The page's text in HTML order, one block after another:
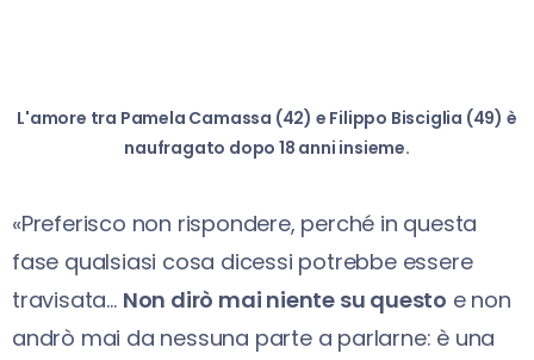
L'amore tra Pamela Camassa (42) e Filippo Bisciglia (49) è
naufragato dopo 18 anni insieme.
«Preferisco non rispondere, perché in questa
fase qualsiasi cosa dicessi potrebbe essere
travisata… Non dirò mai niente su questo e non
andrò mai da nessuna parte a parlarne: è una